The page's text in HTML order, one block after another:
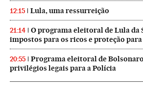
12:15 Lula, uma ressurreição
21:14
O programa eleitoral de Lula da
impostos para os ricos e proteção
20:55
Programa eleitoral de
privilégios legais para a Polícia